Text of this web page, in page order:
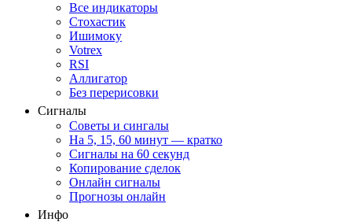
Все индикаторы
Стохастик
Ишимоку
Votrex
RSI
Аллигатор
Без перерисовки
Сигналы
Советы и сингалы
На 5, 15, 60 минут — кратко
Сигналы на 60 секунд
Копирование сделок
Онлайн сигналы
Прогнозы онлайн
Инфо